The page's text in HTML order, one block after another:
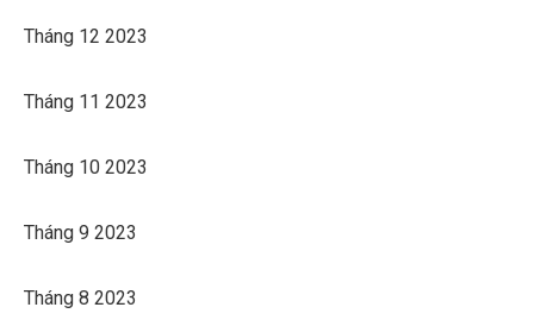
Tháng 12 2023
Tháng 11 2023
Tháng 10 2023
Tháng 9 2023
Tháng 8 2023